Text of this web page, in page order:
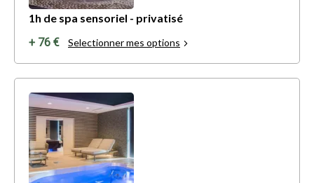
1h de spa sensoriel - privatisé
+ 76 €
Selectionner mes options